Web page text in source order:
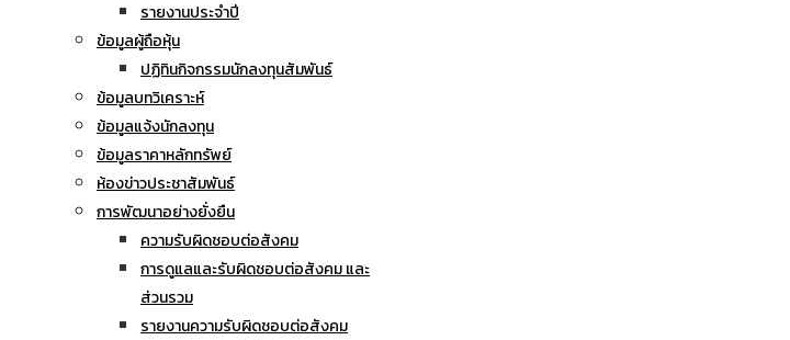
รายงานประจำปี
ข้อมูลผู้ถือหุ้น
ปฏิทินกิจกรรมนักลงทุนสัมพันธ์
ข้อมูลบทวิเคราะห์
ข้อมูลแจ้งนักลงทุน
ข้อมูลราคาหลักทรัพย์
ห้องข่าวประชาสัมพันธ์
การพัฒนาอย่างยั่งยืน
ความรับผิดชอบต่อสังคม
การดูแลและรับผิดชอบต่อสังคม และ
ส่วนรวม
รายงานความรับผิดชอบต่อสังคม